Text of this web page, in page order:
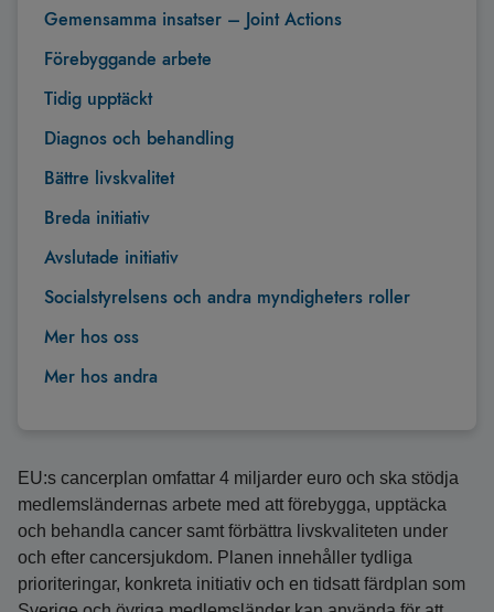
Gemensamma insatser – Joint Actions
Förebyggande arbete
Tidig upptäckt
Diagnos och behandling
Bättre livskvalitet
Breda initiativ
Avslutade initiativ
Socialstyrelsens och andra myndigheters roller
Mer hos oss
Mer hos andra
EU:s cancerplan omfattar 4 miljarder euro och ska stödja
medlemsländernas arbete med att förebygga, upptäcka
och behandla cancer samt förbättra livskvaliteten under
och efter cancersjukdom. Planen innehåller tydliga
prioriteringar, konkreta initiativ och en tidsatt färdplan som